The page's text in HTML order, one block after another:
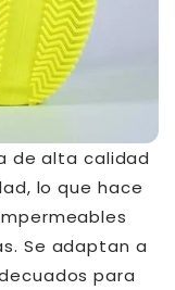
de alta calidad
lo que hace
Se adaptan a
para